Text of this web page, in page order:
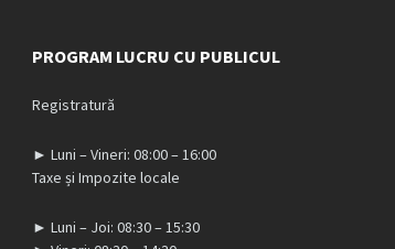
PROGRAM LUCRU CU PUBLICUL
Registratură
► Luni – Vineri: 08:00 – 16:00
Taxe și Impozite locale
► Luni – Joi: 08:30 – 15:30